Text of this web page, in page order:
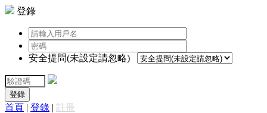
登錄
安全提問(未設定請忽略)
登錄
首頁 | 登錄 | 註冊